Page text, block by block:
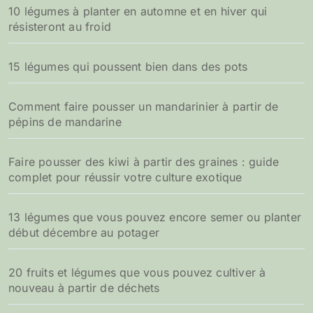
10 légumes à planter en automne et en hiver qui
résisteront au froid
15 légumes qui poussent bien dans des pots
Comment faire pousser un mandarinier à partir de
pépins de mandarine
Faire pousser des kiwi à partir des graines : guide
complet pour réussir votre culture exotique
13 légumes que vous pouvez encore semer ou planter
début décembre au potager
20 fruits et légumes que vous pouvez cultiver à
nouveau à partir de déchets